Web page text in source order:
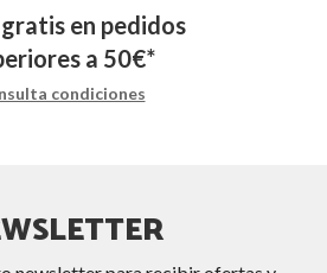
en pedidos
a 50€*
condiciones